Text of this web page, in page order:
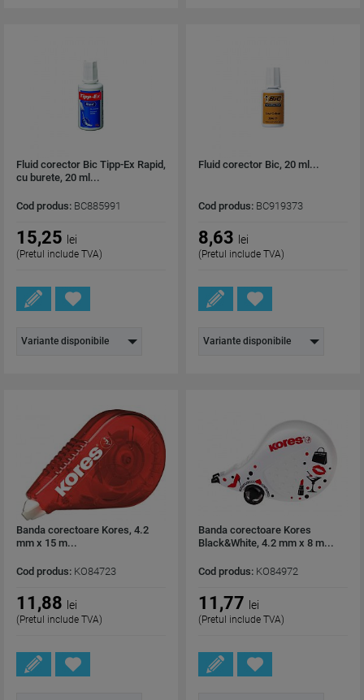
Fluid corector Bic Tipp-Ex Rapid,
cu burete, 20 ml...
Cod produs: BC885991
15,25 lei
(Pretul include TVA)
Variante disponibile
Fluid corector Bic, 20 ml...
Cod produs: BC919373
8,63 lei
(Pretul include TVA)
Variante disponibile
Banda corectoare Kores, 4.2
mm x 15 m...
Cod produs: KO84723
11,88 lei
(Pretul include TVA)
Banda corectoare Kores
Black&White, 4.2 mm x 8 m...
Cod produs: KO84972
11,77 lei
(Pretul include TVA)